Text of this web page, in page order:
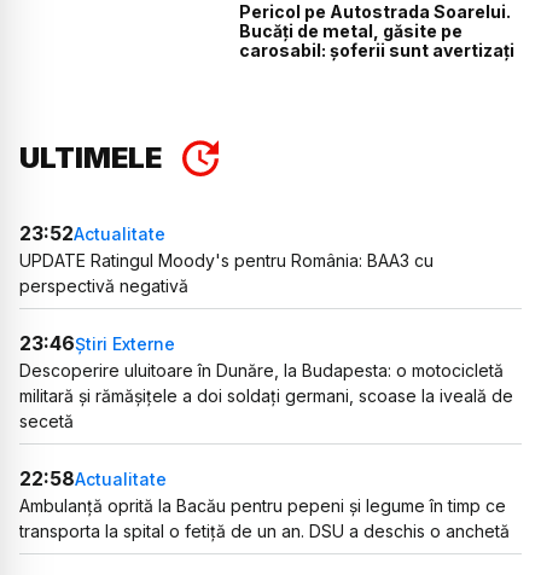
Pericol pe Autostrada Soarelui.
Bucăți de metal, găsite pe
carosabil: șoferii sunt avertizați
ULTIMELE
23:52Actualitate
UPDATE Ratingul Moody's pentru România: BAA3 cu
perspectivă negativă
23:46Știri Externe
Descoperire uluitoare în Dunăre, la Budapesta: o motocicletă
militară și rămășițele a doi soldați germani, scoase la iveală de
secetă
22:58Actualitate
Ambulanță oprită la Bacău pentru pepeni și legume în timp ce
transporta la spital o fetiță de un an. DSU a deschis o anchetă